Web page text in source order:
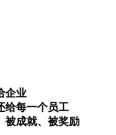
企业
给每一个员工
被成就、被奖励